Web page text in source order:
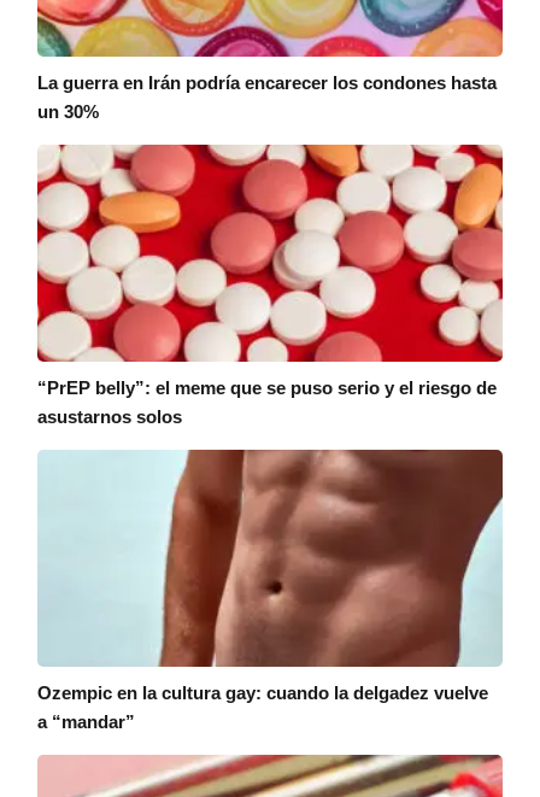
La guerra en Irán podría encarecer los condones hasta
un 30%
“PrEP belly”: el meme que se puso serio y el riesgo de
asustarnos solos
Ozempic en la cultura gay: cuando la delgadez vuelve
a “mandar”